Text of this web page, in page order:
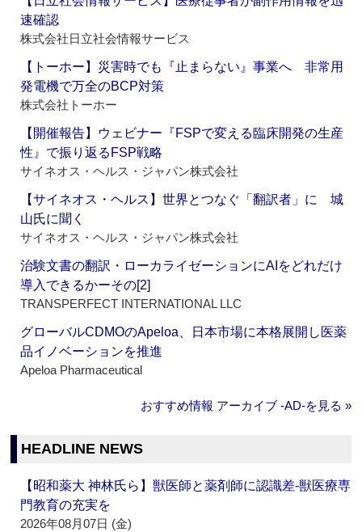
速確認
株式会社日立社会情報サービス
【トーホー】災害時でも『止まらない』事業へ 非常用
発電機で万全のBCP対策
株式会社トーホー
【開催報告】ウェビナー『FSPで変える臨床開発の生産
性』で振り返るFSP戦略
サイネオス・ヘルス・ジャパン株式会社
【サイネオス・ヘルス】世界とつなぐ「翻訳者」に 城
山氏に聞く
サイネオス・ヘルス・ジャパン株式会社
治験文書の翻訳・ローカライゼーションにAIをどれだけ
導入できるかーその[2]
TRANSPERFECT INTERNATIONAL LLC
グローバルCDMOのApeloa、日本市場に本格展開し医薬
品イノベーションを推進
Apeloa Pharmaceutical
おすすめ情報 アーカイブ ‐AD‐を見る »
HEADLINE NEWS
【昭和薬大 神林氏ら】獣医師と薬剤師に認識差‐獣医療専
門教育の充実を
2026年08月07日 (金)